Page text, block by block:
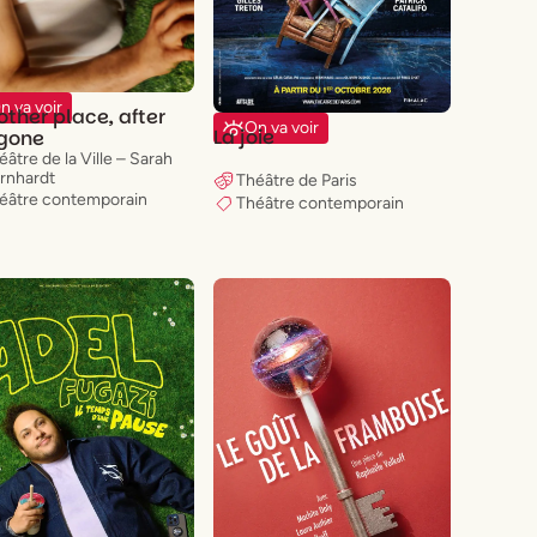
va voirplace, after
de la Ville – Sarah
contemporain
On va voir
La joie
Théâtre de Paris
Théâtre contemporain